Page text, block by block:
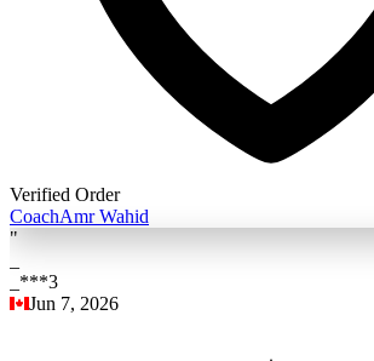
Verified Order
CoachAmr Wahid
"
_***3
Jun 7, 2026